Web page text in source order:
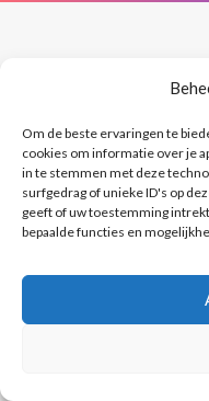
Om de beste ervaringen te
cookies om informatie over je
in te stemmen met deze
surfgedrag of unieke ID's op
geeft of uw toestemming
bepaalde functies en